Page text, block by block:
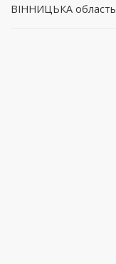
ВІННИЦЬКА область